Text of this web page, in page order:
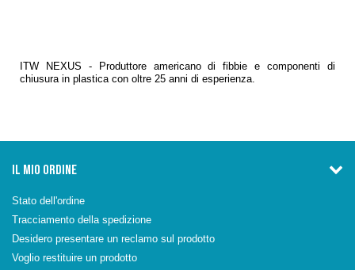
ITW NEXUS - Produttore americano di fibbie e componenti di
chiusura in plastica con oltre 25 anni di esperienza.
IL MIO ORDINE
Stato dell'ordine
Tracciamento della spedizione
Desidero presentare un reclamo sul prodotto
Voglio restituire un prodotto